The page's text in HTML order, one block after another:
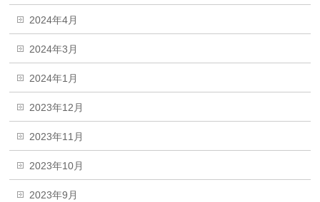
2024年4月
2024年3月
2024年1月
2023年12月
2023年11月
2023年10月
2023年9月